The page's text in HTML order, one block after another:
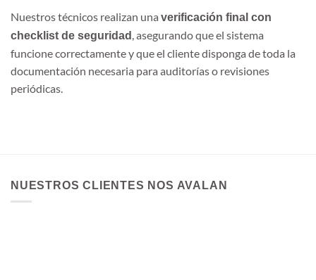
Nuestros técnicos realizan una verificación final con
checklist de seguridad , asegurando que el sistema
funcione correctamente y que el cliente disponga de toda la
documentación necesaria para auditorías o revisiones
periódicas.
NUESTROS CLIENTES NOS AVALAN